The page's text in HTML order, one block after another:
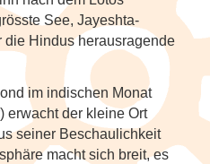
See, Jayeshta-
die Hindus herausragende
im indischen Monat
erwacht der kleine Ort
seiner Beschaulichkeit
macht sich breit, es
6
3